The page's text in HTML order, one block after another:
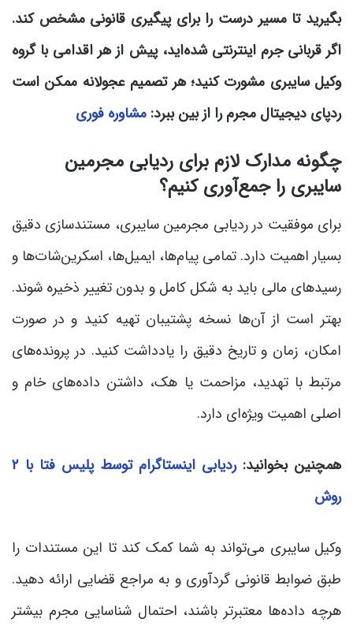
بگیرید تا مسیر درست را برای پیگیری قانونی مشخص کند.
اگر قربانی جرم اینترنتی شده‌اید، پیش از هر اقدامی با گروه
وکیل سایبری مشورت کنید؛ هر تصمیم عجولانه ممکن است
ردپای دیجیتال مجرم را از بین ببرد: مشاوره فوری
چگونه مدارک لازم برای ردیابی مجرمین
سایبری را جمع‌آوری کنیم؟
برای موفقیت در ردیابی مجرمین سایبری، مستندسازی دقیق
بسیار اهمیت دارد. تمامی پیام‌ها، ایمیل‌ها، اسکرین‌شات‌ها و
رسیدهای مالی باید به شکل کامل و بدون تغییر ذخیره شوند.
بهتر است از آن‌ها نسخه پشتیبان تهیه کنید و در صورت
امکان، زمان و تاریخ دقیق را یادداشت کنید. در پرونده‌های
مرتبط با تهدید، مزاحمت یا هک، داشتن داده‌های خام و
اصلی اهمیت ویژه‌ای دارد.
همچنین بخوانید:
ردیابی اینستاگرام توسط پلیس فتا با ۲
روش
وکیل سایبری می‌تواند به شما کمک کند تا این مستندات را
طبق ضوابط قانونی گردآوری و به مراجع قضایی ارائه دهید.
هرچه داده‌ها معتبرتر باشند، احتمال شناسایی مجرم بیشتر